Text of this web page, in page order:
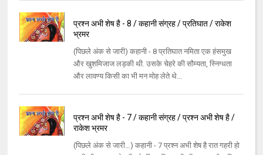
प्रश्न अभी शेष है - 8 / कहानी संग्रह / प्रतिघात / राकेश
भ्रमर
(पिछले अंक से जारी) कहानी - 8 प्रतिघात नमिता एक हंसमुख
और खुशमिजाज लड़की थी. उसके चेहरे की सौम्‍यता, स्‍निग्‍धता
और लावण्‍य किसी का भी मन मोह लेते थे...
प्रश्न अभी शेष है - 7 / कहानी संग्रह / प्रश्न अभी शेष है /
राकेश भ्रमर
(पिछले अंक से जारी…) कहानी - 7 प्रश्‍न अभी शेष है रात गहरी हो